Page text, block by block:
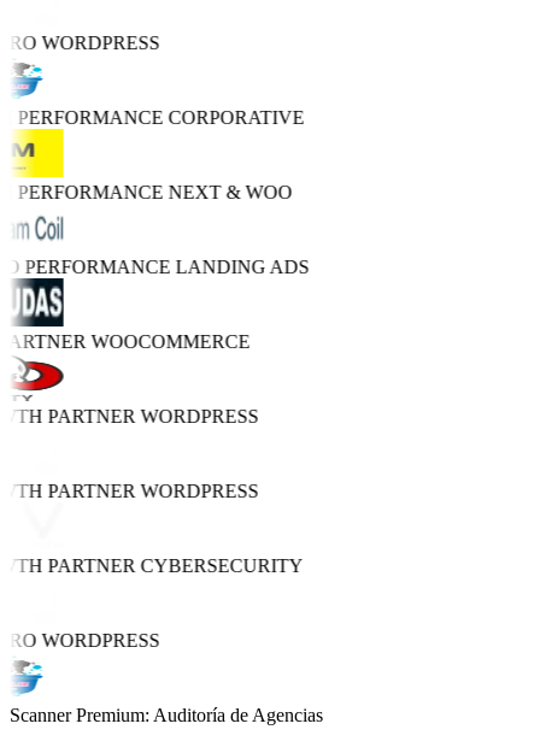
WORDPRESS
PERFORMANCECORPORATIVE
PERFORMANCENEXT & WOO
PERFORMANCELANDING ADS
WOOCOMMERCE
PARTNERWORDPRESS
PARTNERWORDPRESS
PARTNERCYBERSECURITY
WORDPRESS
Scanner Premium: Auditoría de Agencias